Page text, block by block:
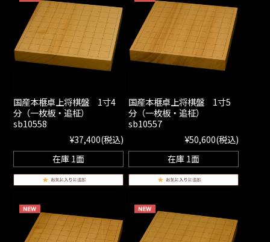
国産本榧卓上将棋盤 1寸4
分（一枚板・追柾）
sb10558
¥37,400(税込)
在庫 1面
国産本榧卓上将棋盤 1寸5
分（一枚板・追柾）
sb10557
¥50,600(税込)
在庫 1面